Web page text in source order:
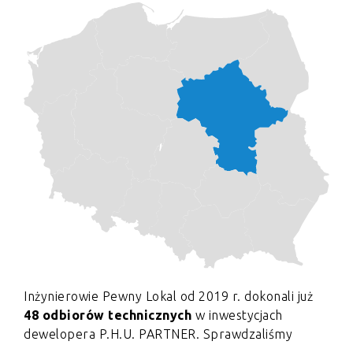
Inżynierowie Pewny Lokal od 2019 r. dokonali już
48 odbiorów technicznych w inwestycjach
dewelopera P.H.U. PARTNER. Sprawdzaliśmy